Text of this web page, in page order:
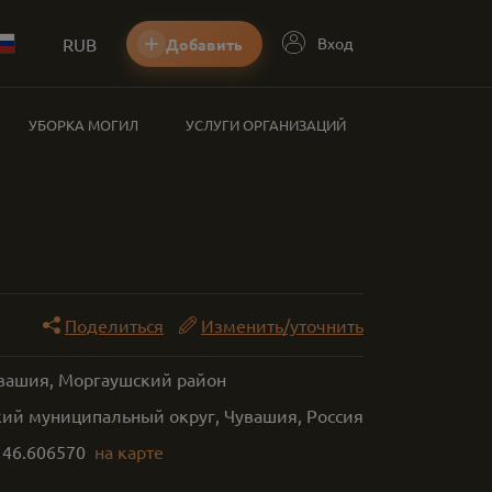
RUB Добавить Вход
УБОРКА МОГИЛ УСЛУГИ ОРГАНИЗАЦИЙ
Поделиться Изменить/уточнить
Моргаушский район
муниципальный округ, Чувашия, Россия
46.606570 на карте